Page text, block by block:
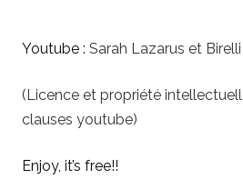
Youtube : Sarah Lazarus et
(Licence et propriété
clauses youtube)
Enjoy, it’s free!!